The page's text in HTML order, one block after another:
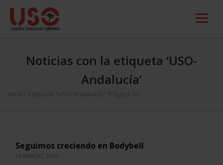
Noticias con la etiqueta ‘USO-
Andalucía’
Inicio Etiqueta "USO-Andalucía" (Página 33)
Seguimos creciendo en Bodybell
13 MARZO, 2016